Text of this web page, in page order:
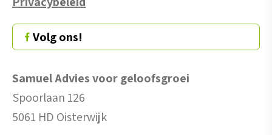
Volg ons!
Samuel Advies voor geloofsgroei
Spoorlaan 126
5061 HD Oisterwijk